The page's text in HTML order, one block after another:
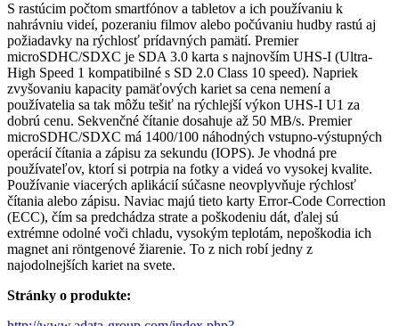
S rastúcim počtom smartfónov a tabletov a ich používaniu k
nahrávniu videí, pozeraniu filmov alebo počúvaniu hudby rastú aj
požiadavky na rýchlosť prídavných pamätí. Premier
microSDHC/SDXC je SDA 3.0 karta s najnovším UHS-I (Ultra-
High Speed 1 kompatibilné s SD 2.0 Class 10 speed). Napriek
zvyšovaniu kapacity pamäťových kariet sa cena nemení a
používatelia sa tak môžu tešiť na rýchlejší výkon UHS-I U1 za
dobrú cenu. Sekvenčné čítanie dosahuje až 50 MB/s. Premier
microSDHC/SDXC má 1400/100 náhodných vstupno-výstupných
operácií čítania a zápisu za sekundu (IOPS). Je vhodná pre
používateľov, ktorí si potrpia na fotky a videá vo vysokej kvalite.
Používanie viacerých aplikácií súčasne neovplyvňuje rýchlosť
čítania alebo zápisu. Naviac majú tieto karty Error-Code Correction
(ECC), čím sa predchádza strate a poškodeniu dát, ďalej sú
extrémne odolné voči chladu, vysokým teplotám, nepoškodia ich
magnet ani röntgenové žiarenie. To z nich robí jedny z
najodolnejších kariet na svete.
Stránky o produkte: